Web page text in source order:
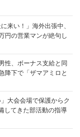
来い！」海外出張中、
円の営業マンが絶句し
性、ボーナス支給と同
下で「ザマアミロと
大会会場で保護からク
てきた部活動の指導